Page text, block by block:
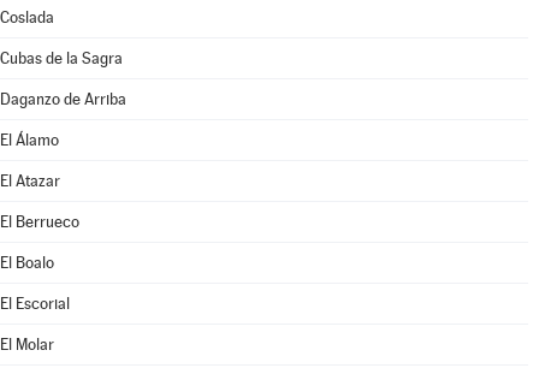
Coslada
Cubas de la Sagra
Daganzo de Arriba
El Álamo
El Atazar
El Berrueco
El Boalo
El Escorial
El Molar